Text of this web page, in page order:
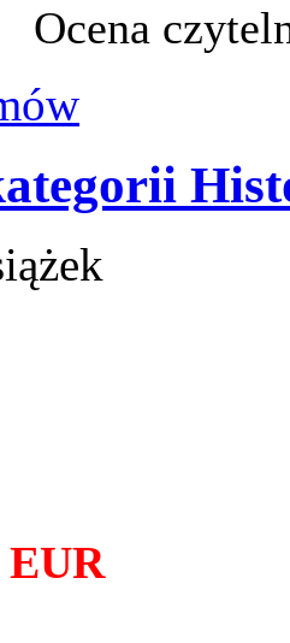
Ocena
EUR